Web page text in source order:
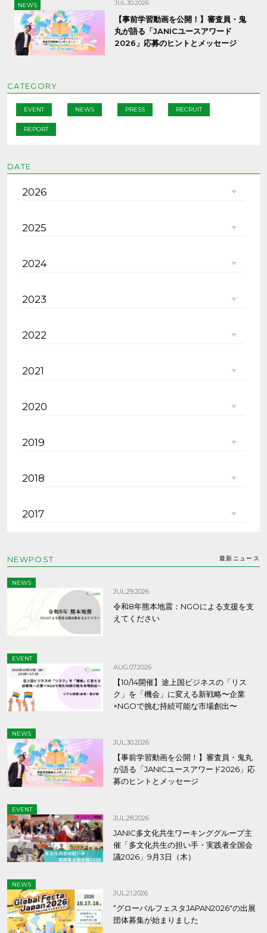
NEWS JUL.30.2026
【事前学習動画を公開！】審査員・鬼
丸が語る「JANICユースアワード
2026」応募のヒントとメッセージ
CATEGORY
EVENT NEWS PRESS RECRUIT
REPORT
DATE
2026
2025
2024
2023
2022
2021
2020
2019
2018
2017
NEWPOST 最新ニュース
NEWS
JUL.29.2026
令和8年熊本地震：NGOによる支援を支
えてください
EVENT
AUG.07.2026
【10/14開催】途上国ビジネスの「リス
ク」を「機会」に変える新戦略〜企業
×NGOで挑む持続可能な市場創出〜
NEWS
JUL.30.2026
【事前学習動画を公開！】審査員・鬼丸
が語る「JANICユースアワード2026」応
募のヒントとメッセージ
EVENT
JUL.28.2026
JANIC多文化共生ワーキンググループ主
催「多文化共生の担い手・実践者全国会
議2026」9月3日（木）
NEWS
JUL.21.2026
“グローバルフェスタJAPAN2026″の出展
団体募集が始まりました